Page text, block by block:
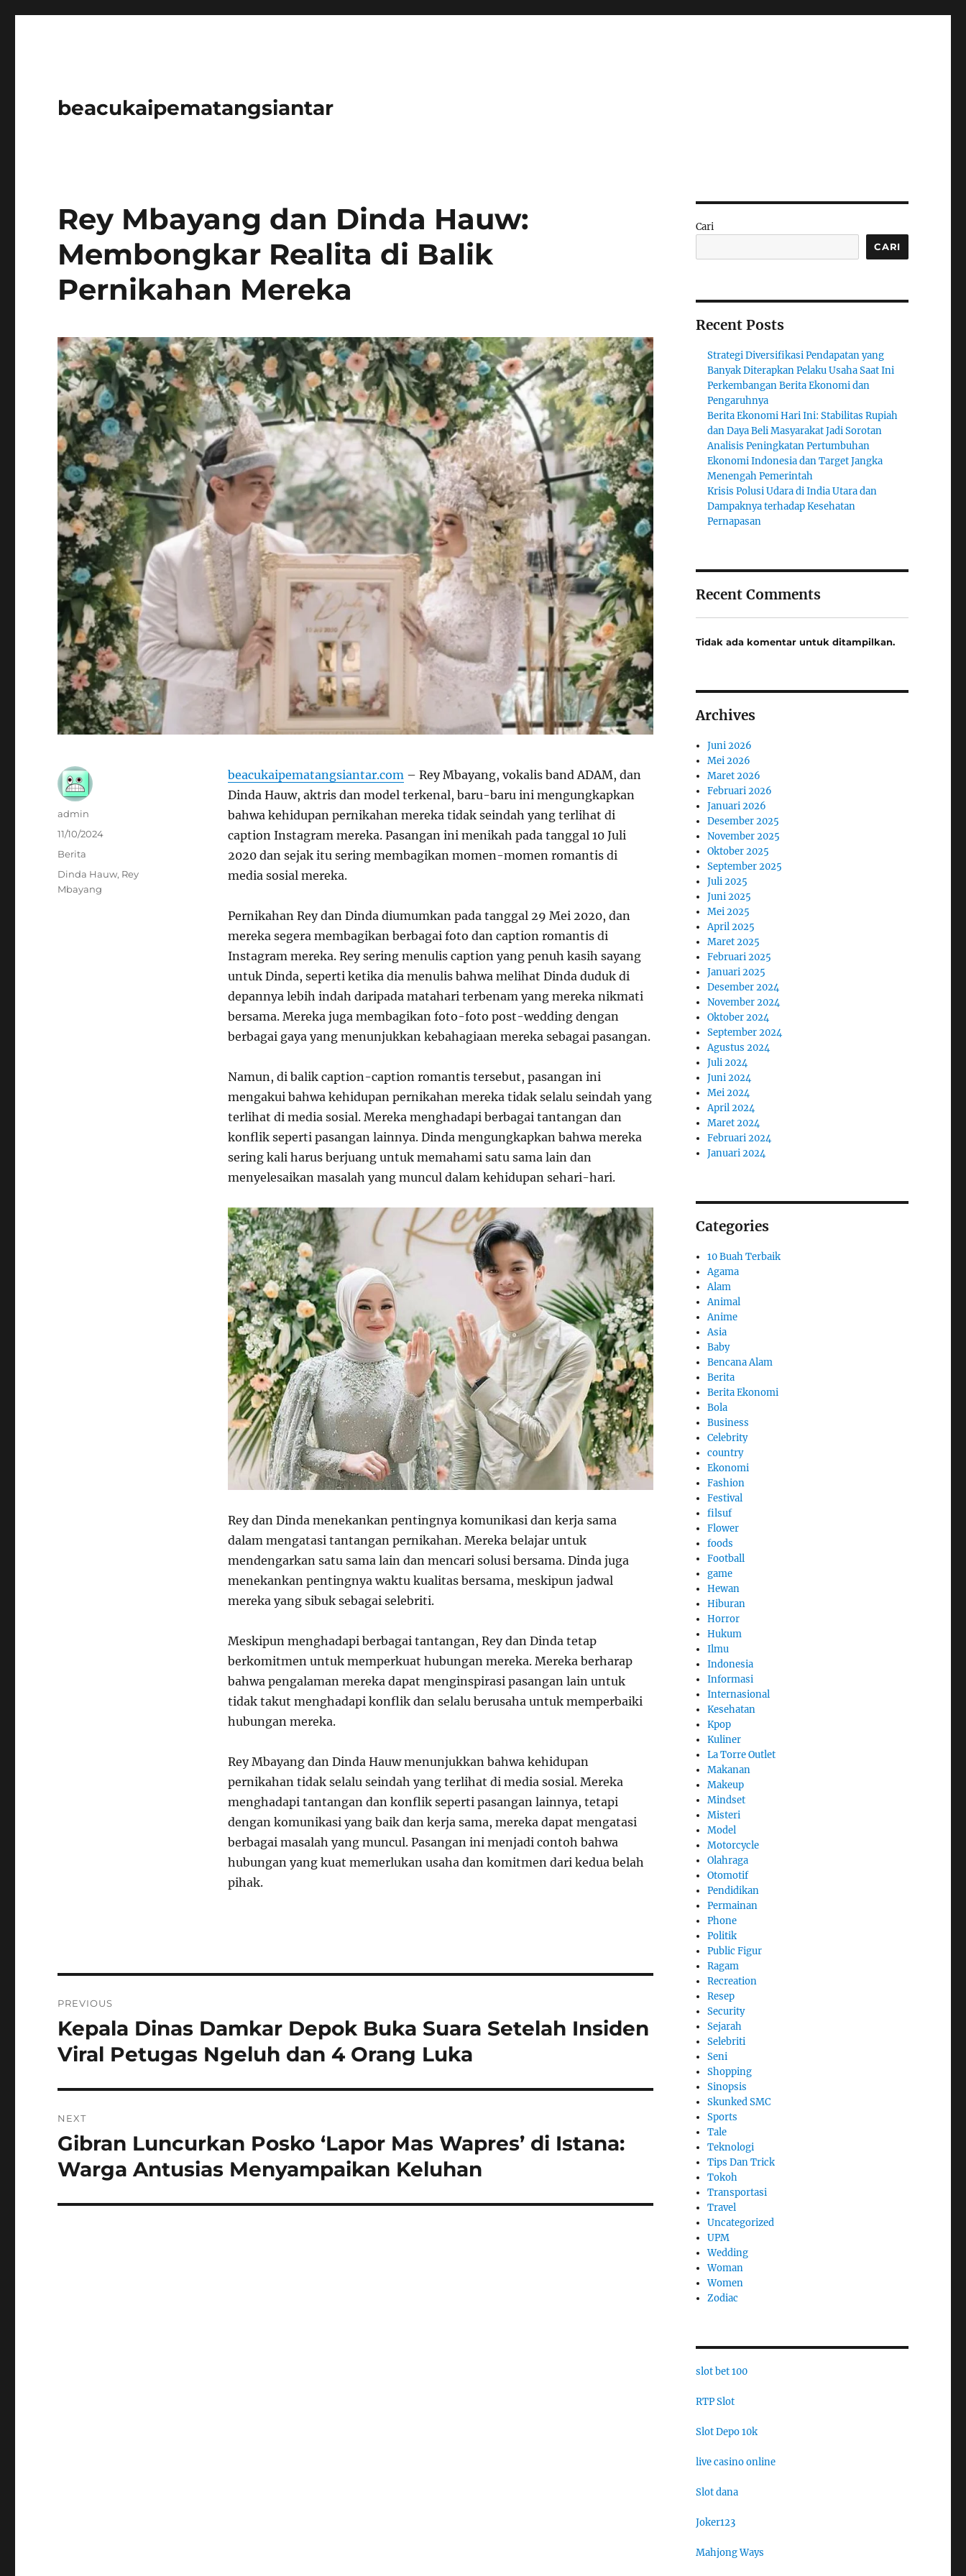
beacukaipematangsiantar
Rey Mbayang dan Dinda Hauw:
Membongkar Realita di Balik
Pernikahan Mereka
beacukaipematangsiantar.com – Rey Mbayang, vokalis band ADAM, dan
Dinda Hauw, aktris dan model terkenal, baru-baru ini mengungkapkan
bahwa kehidupan pernikahan mereka tidak seindah yang terlihat di
caption Instagram mereka. Pasangan ini menikah pada tanggal 10 Juli
2020 dan sejak itu sering membagikan momen-momen romantis di
media sosial mereka.
Pernikahan Rey dan Dinda diumumkan pada tanggal 29 Mei 2020, dan
mereka segera membagikan berbagai foto dan caption romantis di
Instagram mereka. Rey sering menulis caption yang penuh kasih sayang
untuk Dinda, seperti ketika dia menulis bahwa melihat Dinda duduk di
depannya lebih indah daripada matahari terbenam yang mereka nikmati
bersama. Mereka juga membagikan foto-foto post-wedding dengan
berbagai gaya yang menunjukkan kebahagiaan mereka sebagai pasangan.
Namun, di balik caption-caption romantis tersebut, pasangan ini
mengakui bahwa kehidupan pernikahan mereka tidak selalu seindah yang
terlihat di media sosial. Mereka menghadapi berbagai tantangan dan
konflik seperti pasangan lainnya. Dinda mengungkapkan bahwa mereka
sering kali harus berjuang untuk memahami satu sama lain dan
menyelesaikan masalah yang muncul dalam kehidupan sehari-hari.
Rey dan Dinda menekankan pentingnya komunikasi dan kerja sama
dalam mengatasi tantangan pernikahan. Mereka belajar untuk
mendengarkan satu sama lain dan mencari solusi bersama. Dinda juga
menekankan pentingnya waktu kualitas bersama, meskipun jadwal
mereka yang sibuk sebagai selebriti.
Meskipun menghadapi berbagai tantangan, Rey dan Dinda tetap
berkomitmen untuk memperkuat hubungan mereka. Mereka berharap
bahwa pengalaman mereka dapat menginspirasi pasangan lain untuk
tidak takut menghadapi konflik dan selalu berusaha untuk memperbaiki
hubungan mereka.
Rey Mbayang dan Dinda Hauw menunjukkan bahwa kehidupan
pernikahan tidak selalu seindah yang terlihat di media sosial. Mereka
menghadapi tantangan dan konflik seperti pasangan lainnya, tetapi
dengan komunikasi yang baik dan kerja sama, mereka dapat mengatasi
berbagai masalah yang muncul. Pasangan ini menjadi contoh bahwa
hubungan yang kuat memerlukan usaha dan komitmen dari kedua belah
pihak.
Author
admin
Posted
11/10/2024
Categories
Berita
Tags
Dinda Hauw, Rey
Mbayang
pos
PREVIOUS
Previous
post:
Kepala Dinas Damkar Depok Buka Suara Setelah Insiden
Viral Petugas Ngeluh dan 4 Orang Luka
NEXT
Next
post:
Gibran Luncurkan Posko ‘Lapor Mas Wapres’ di Istana:
Warga Antusias Menyampaikan Keluhan
Cari
CARI
Recent Posts
Strategi Diversifikasi Pendapatan yang
Banyak Diterapkan Pelaku Usaha Saat Ini
Perkembangan Berita Ekonomi dan
Pengaruhnya
Berita Ekonomi Hari Ini: Stabilitas Rupiah
dan Daya Beli Masyarakat Jadi Sorotan
Analisis Peningkatan Pertumbuhan
Ekonomi Indonesia dan Target Jangka
Menengah Pemerintah
Krisis Polusi Udara di India Utara dan
Dampaknya terhadap Kesehatan
Pernapasan
Recent Comments
Tidak ada komentar untuk ditampilkan.
Archives
Juni 2026
Mei 2026
Maret 2026
Februari 2026
Januari 2026
Desember 2025
November 2025
Oktober 2025
September 2025
Juli 2025
Juni 2025
Mei 2025
April 2025
Maret 2025
Februari 2025
Januari 2025
Desember 2024
November 2024
Oktober 2024
September 2024
Agustus 2024
Juli 2024
Juni 2024
Mei 2024
April 2024
Maret 2024
Februari 2024
Januari 2024
Categories
10 Buah Terbaik
Agama
Alam
Animal
Anime
Asia
Baby
Bencana Alam
Berita
Berita Ekonomi
Bola
Business
Celebrity
country
Ekonomi
Fashion
Festival
filsuf
Flower
foods
Football
game
Hewan
Hiburan
Horror
Hukum
Ilmu
Indonesia
Informasi
Internasional
Kesehatan
Kpop
Kuliner
La Torre Outlet
Makanan
Makeup
Mindset
Misteri
Model
Motorcycle
Olahraga
Otomotif
Pendidikan
Permainan
Phone
Politik
Public Figur
Ragam
Recreation
Resep
Security
Sejarah
Selebriti
Seni
Shopping
Sinopsis
Skunked SMC
Sports
Tale
Teknologi
Tips Dan Trick
Tokoh
Transportasi
Travel
Uncategorized
UPM
Wedding
Woman
Women
Zodiac
slot bet 100
RTP Slot
Slot Depo 10k
live casino online
Slot dana
Joker123
Mahjong Ways